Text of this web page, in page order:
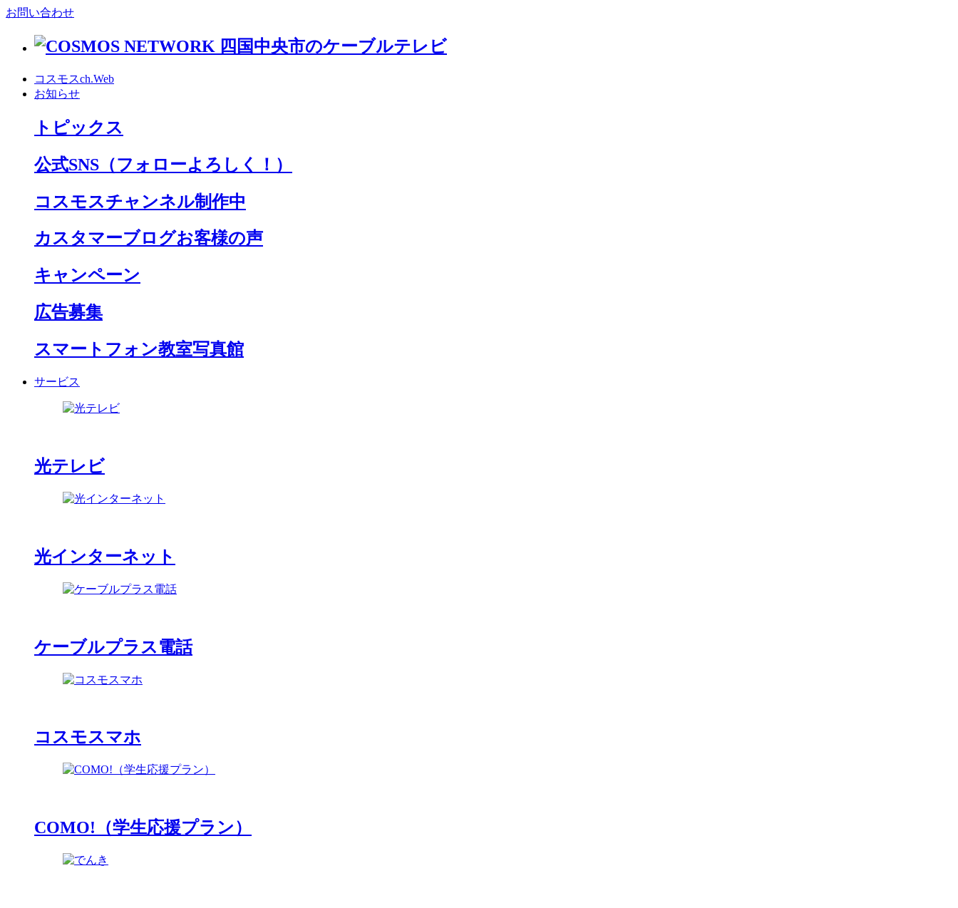
お問い合わせ
コスモスch.Web
お知らせ
トピックス
公式SNS （フォローよろしく！）
コスモスチャンネル制作中
カスタマーブログお客様の声
キャンペーン
広告募集
スマートフォン教室写真館
サービス
光テレビ
光インターネット
ケーブルプラス電話
コスモスマホ
COMO!（学生応援プラン）